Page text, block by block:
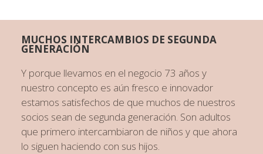
MUCHOS INTERCAMBIOS DE SEGUNDA
GENERACIÓN
Y porque llevamos en el negocio 73 años y
nuestro concepto es aún fresco e innovador
estamos satisfechos de que muchos de nuestros
socios sean de segunda generación. Son adultos
que primero intercambiaron de niños y que ahora
lo siguen haciendo con sus hijos.